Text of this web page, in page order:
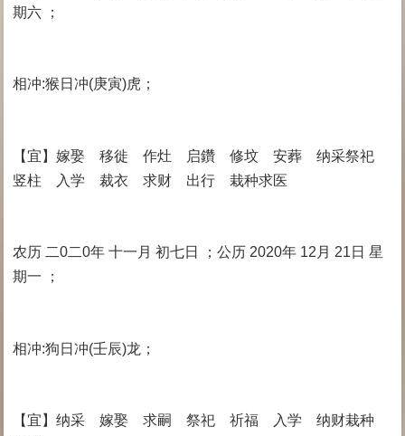
期六 ；
相冲:猴日冲(庚寅)虎；
【宜】嫁娶 移徙 作灶 启鑽 修坟 安葬 纳采祭祀
竖柱 入学 裁衣 求财 出行 栽种求医
农历 二0二0年 十一月 初七日 ；公历 2020年 12月 21日 星
期一 ；
相冲:狗日冲(壬辰)龙；
【宜】纳采 嫁娶 求嗣 祭祀 祈福 入学 纳财栽种